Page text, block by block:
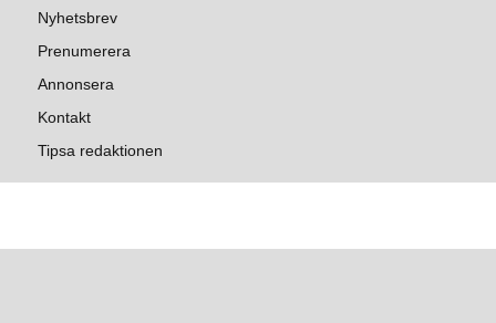
Nyhetsbrev
Prenumerera
Annonsera
Kontakt
Tipsa redaktionen